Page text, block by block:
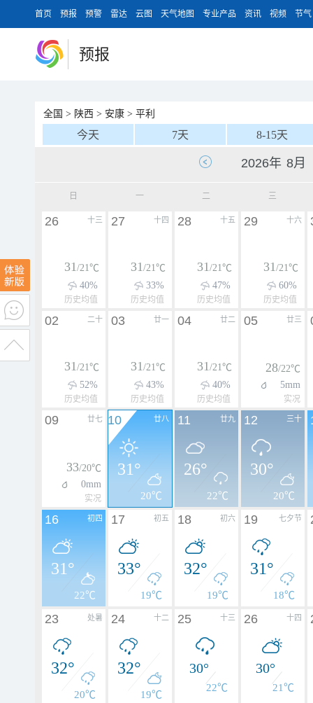
首页 预报 预警 雷达 云图 天气地图 专业产品 资讯 视频 节气
预报
全国 > 陕西 > 安康 > 平利
今天 7天 8-15天
日 一 二 三
十三
26
31/21℃
40%
历史均值
十四
27
31/21℃
33%
历史均值
十五
28
31/21℃
47%
历史均值
十六
29
31/21℃
60%
历史均值
二十
02
31/21℃
52%
历史均值
廿一
03
31/21℃
43%
历史均值
廿二
04
31/21℃
40%
历史均值
廿三
05
28/22℃
5mm
实况
廿七
09
33/20℃
0mm
实况
廿八
10
31°
20℃
廿九
11
26°
22℃
三十
12
30°
20℃
初四
16
31°
22℃
初五
17
33°
19℃
初六
18
32°
19℃
七夕节
19
31°
18℃
处暑
23
32°
20℃
十二
24
32°
19℃
十三
25
30°
22℃
十四
26
30°
21℃